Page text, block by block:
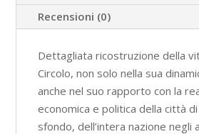
Recensioni (0)
Dettagliata ricostruzione della
Circolo, non solo nella sua
anche nel suo rapporto con la
economica e politica della città
sfondo, dell’intera nazione negli